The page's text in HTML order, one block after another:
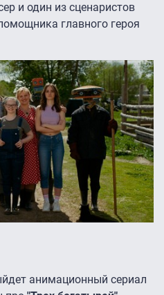
и один из сценаристов
главного героя
анимационный сериал